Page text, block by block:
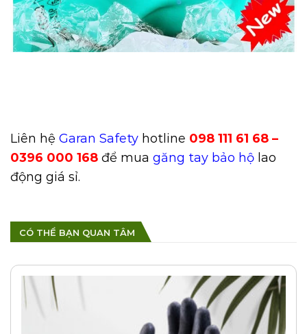
Liên hệ Garan Safety hotline 098 111 61 68 –
0396 000 168 để mua găng tay bảo hộ lao
động giá sỉ.
CÓ THỂ BẠN QUAN TÂM